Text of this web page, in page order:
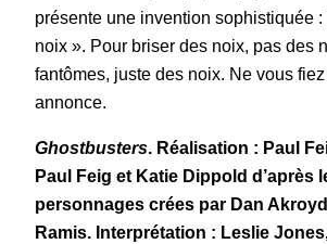
présente une invention sophistiquée
noix ». Pour briser des noix, pas des
fantômes, juste des noix. Ne vous
annonce.
Ghostbusters. Réalisation : Paul
Paul Feig et Katie Dippold d’après
personnages crées par Dan
Ramis. Interprétation : Leslie